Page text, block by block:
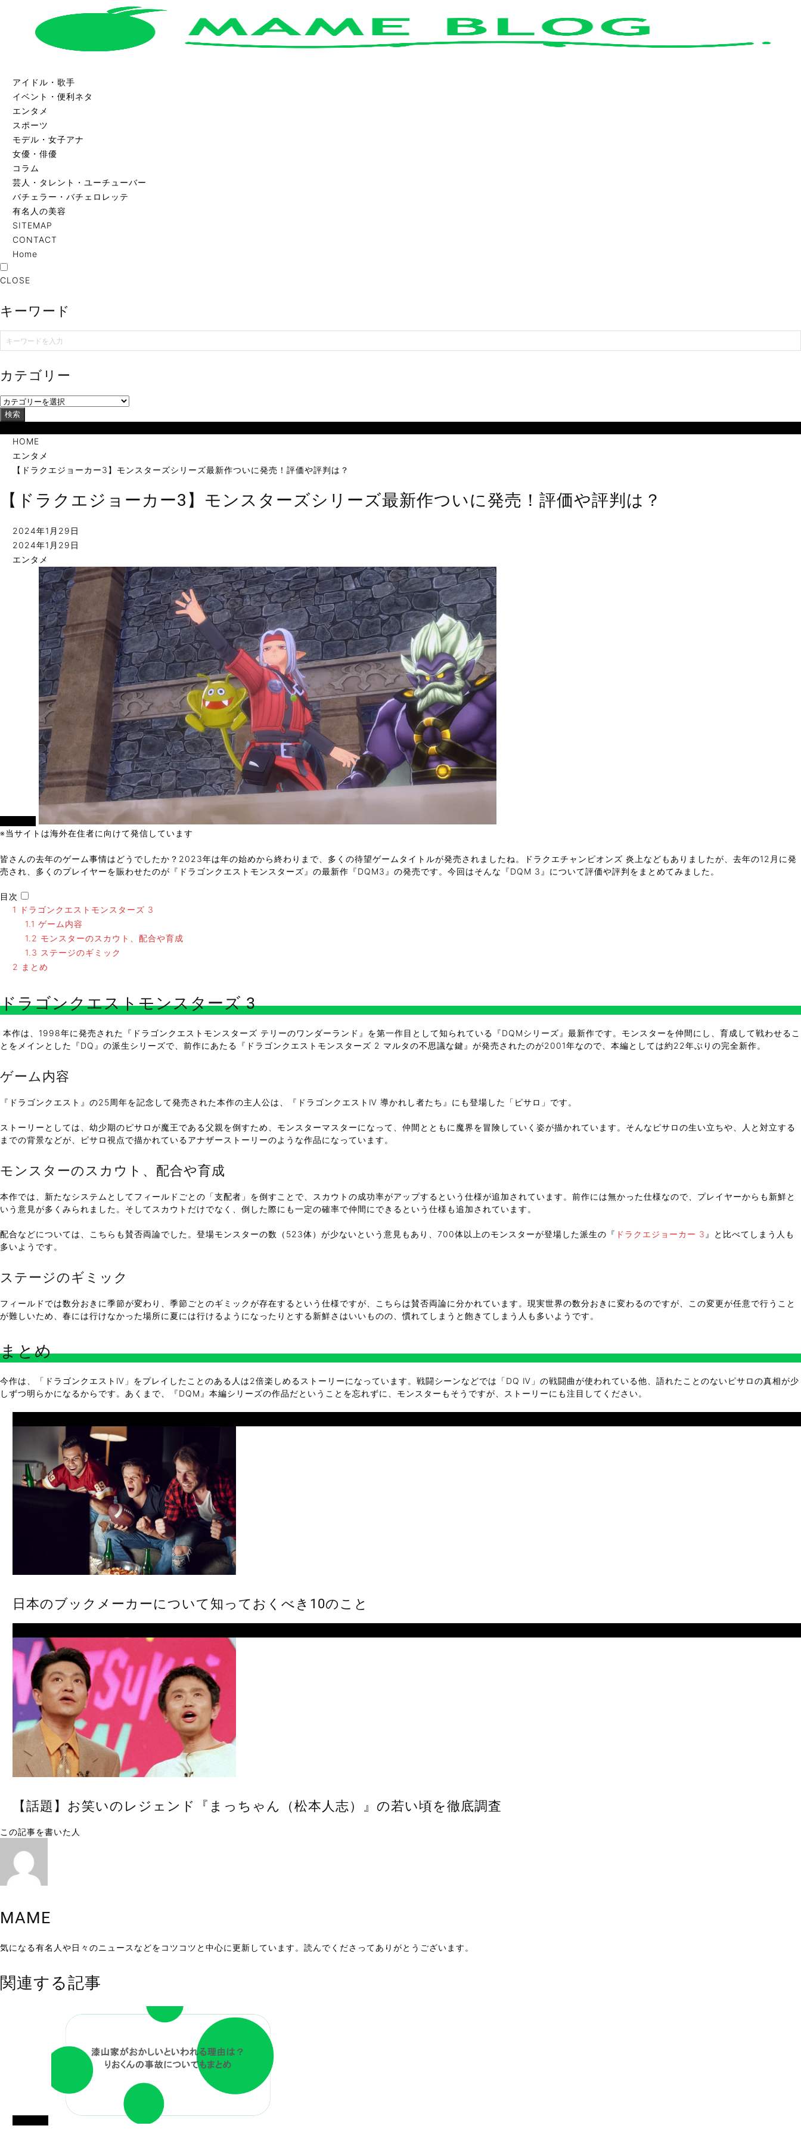
アイドル・歌手
イベント・便利ネタ
エンタメ
スポーツ
モデル・女子アナ
女優・俳優
コラム
芸人・タレント・ユーチューバー
バチェラー・バチェロレッテ
有名人の美容
SITEMAP
CONTACT
Home
CLOSE
キーワード
カテゴリー
検索
HOME
エンタメ
【ドラクエジョーカー3】モンスターズシリーズ最新作ついに発売！評価や評判は？
【ドラクエジョーカー3】モンスターズシリーズ最新作ついに発売！評価や評判は？
2024年1月29日
2024年1月29日
エンタメ
※当サイトは海外在住者に向けて発信しています
皆さんの去年のゲーム事情はどうでしたか？2023年は年の始めから終わりまで、多くの待望ゲームタイトルが発売されましたね。ドラクエチャンピオンズ 炎上などもありましたが、去年の12月に発
売され、多くのプレイヤーを賑わせたのが『ドラゴンクエストモンスターズ』の最新作『DQM3』の発売です。今回はそんな『DQM 3』について評価や評判をまとめてみました。
目次
1
ドラゴンクエストモンスターズ 3
1.1 ゲーム内容
1.2 モンスターのスカウト、配合や育成
1.3 ステージのギミック
2
まとめ
ドラゴンクエストモンスターズ 3
本作は、1998年に発売された『ドラゴンクエストモンスターズ テリーのワンダーランド』を第一作目として知られている『DQMシリーズ』最新作です。モンスターを仲間にし、育成して戦わせるこ
とをメインとした『DQ』の派生シリーズで、前作にあたる『ドラゴンクエストモンスターズ 2 マルタの不思議な鍵』が発売されたのが2001年なので、本編としては約22年ぶりの完全新作。
ゲーム内容
『ドラゴンクエスト』の25周年を記念して発売された本作の主人公は、『ドラゴンクエストⅣ 導かれし者たち』にも登場した「ピサロ」です。
ストーリーとしては、幼少期のピサロが魔王である父親を倒すため、モンスターマスターになって、仲間とともに魔界を冒険していく姿が描かれています。そんなピサロの生い立ちや、人と対立する
までの背景などが、ピサロ視点で描かれているアナザーストーリーのような作品になっています。
モンスターのスカウト、配合や育成
本作では、新たなシステムとしてフィールドごとの「支配者」を倒すことで、スカウトの成功率がアップするという仕様が追加されています。前作には無かった仕様なので、プレイヤーからも新鮮と
いう意見が多くみられました。そしてスカウトだけでなく、倒した際にも一定の確率で仲間にできるという仕様も追加されています。
配合などについては、こちらも賛否両論でした。登場モンスターの数（523体）が少ないという意見もあり、700体以上のモンスターが登場した派生の『 ドラクエジョーカー 3 』と比べてしまう人も
多いようです。
ステージのギミック
フィールドでは数分おきに季節が変わり、季節ごとのギミックが存在するという仕様ですが、こちらは賛否両論に分かれています。現実世界の数分おきに変わるのですが、この変更が任意で行うこと
が難しいため、春には行けなかった場所に夏には行けるようになったりとする新鮮さはいいものの、慣れてしまうと飽きてしまう人も多いようです。
まとめ
今作は、「ドラゴンクエストⅣ」をプレイしたことのある人は2倍楽しめるストーリーになっています。戦闘シーンなどでは「DQ Ⅳ」の戦闘曲が使われている他、語れたことのないピサロの真相が少
しずつ明らかになるからです。あくまで、『DQM』本編シリーズの作品だということを忘れずに、モンスターもそうですが、ストーリーにも注目してください。
日本のブックメーカーについて知っておくべき10のこと
【話題】お笑いのレジェンド『まっちゃん（松本人志）』の若い頃を徹底調査
この記事を書いた人
MAME
気になる有名人や日々のニュースなどをコツコツと中心に更新しています。読んでくださってありがとうございます。
関連する記事